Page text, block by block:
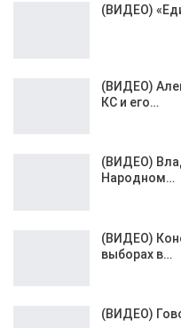
(ВИДЕО)
(ВИДЕО)
КС и его…
(ВИДЕО)
Народном…
(ВИДЕО)
выборах в…
(ВИДЕО)